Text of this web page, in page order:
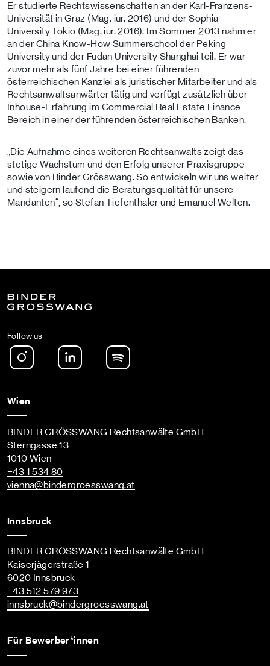
Er studierte Rechtswissenschaften an der Karl-Franzens-
Universität in Graz (Mag. iur. 2016) und der Sophia
University Tokio (Mag. iur. 2016). Im Sommer 2013 nahm er
an der China Know-How Summerschool der Peking
University und der Fudan University Shanghai teil. Er war
zuvor mehr als fünf Jahre bei einer führenden
österreichischen Kanzlei als juristischer Mitarbeiter und als
Rechtsanwaltsanwärter tätig und verfügt zusätzlich über
Inhouse-Erfahrung im Commercial Real Estate Finance
Bereich in einer der führenden österreichischen Banken.
„Die Aufnahme eines weiteren Rechtsanwalts zeigt das
stetige Wachstum und den Erfolg unserer Praxisgruppe
sowie von Binder Grösswang. So entwickeln wir uns weiter
und steigern laufend die Beratungsqualität für unsere
Mandanten“, so Stefan Tiefenthaler und Emanuel Welten.
Follow us
Instagram LinkedIn
Wien
BINDER GRÖSSWANG Rechtsanwälte GmbH
Sterngasse 13
1010 Wien
+43 1 534 80
vienna@bindergroesswang.at
Innsbruck
BINDER GRÖSSWANG Rechtsanwälte GmbH
Kaiserjägerstraße 1
6020 Innsbruck
+43 512 579 973
innsbruck@bindergroesswang.at
Für Bewerber*innen